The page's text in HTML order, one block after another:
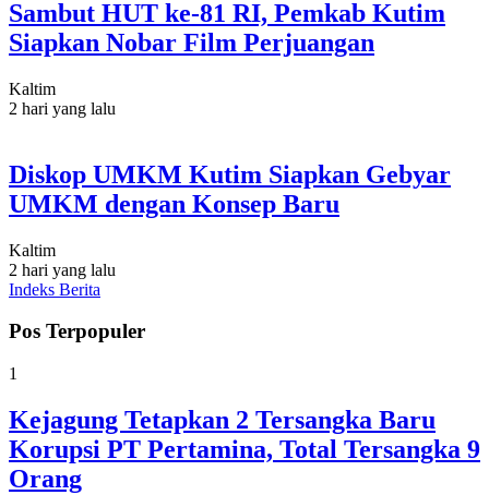
Sambut HUT ke-81 RI, Pemkab Kutim
Siapkan Nobar Film Perjuangan
Kaltim
2 hari yang lalu
Diskop UMKM Kutim Siapkan Gebyar
UMKM dengan Konsep Baru
Kaltim
2 hari yang lalu
Indeks Berita
Pos Terpopuler
1
Kejagung Tetapkan 2 Tersangka Baru
Korupsi PT Pertamina, Total Tersangka 9
Orang